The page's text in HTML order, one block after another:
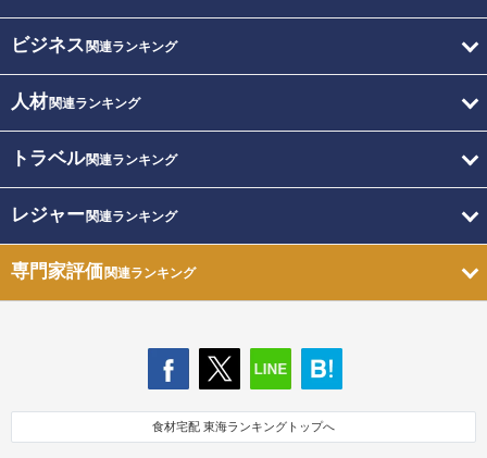
ビジネス 関連ランキング
人材関連ランキング
トラベル関連ランキング
レジャー関連ランキング
専門家評価関連ランキング
食材宅配 東海ランキングトップへ